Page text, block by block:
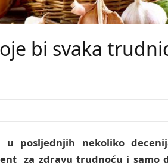
bi svaka
u posljednjih nekoliko
za zdravu trudnoću i samo